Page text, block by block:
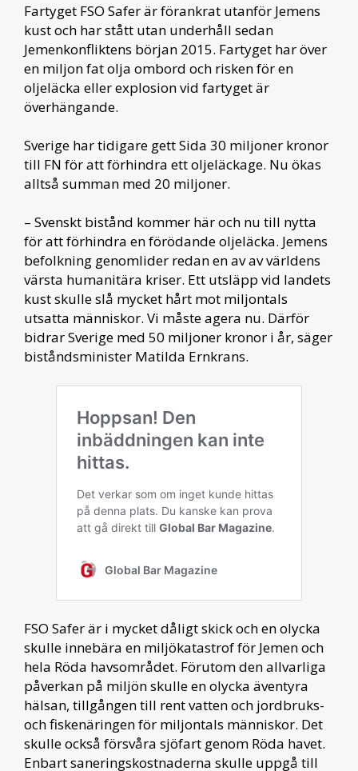
Fartyget FSO Safer är förankrat utanför Jemens
kust och har stått utan underhåll sedan
Jemenkonfliktens början 2015. Fartyget har över
en miljon fat olja ombord och risken för en
oljeläcka eller explosion vid fartyget är
överhängande.
Sverige har tidigare gett Sida 30 miljoner kronor
till FN för att förhindra ett oljeläckage. Nu ökas
alltså summan med 20 miljoner.
– Svenskt bistånd kommer här och nu till nytta
för att förhindra en förödande oljeläcka. Jemens
befolkning genomlider redan en av av världens
värsta humanitära kriser. Ett utsläpp vid landets
kust skulle slå mycket hårt mot miljontals
utsatta människor. Vi måste agera nu. Därför
bidrar Sverige med 50 miljoner kronor i år, säger
biståndsminister Matilda Ernkrans.
FSO Safer är i mycket dåligt skick och en olycka
skulle innebära en miljökatastrof för Jemen och
hela Röda havsområdet. Förutom den allvarliga
påverkan på miljön skulle en olycka äventyra
hälsan, tillgången till rent vatten och jordbruks-
och fiskenäringen för miljontals människor. Det
skulle också försvåra sjöfart genom Röda havet.
Enbart saneringskostnaderna skulle uppgå till